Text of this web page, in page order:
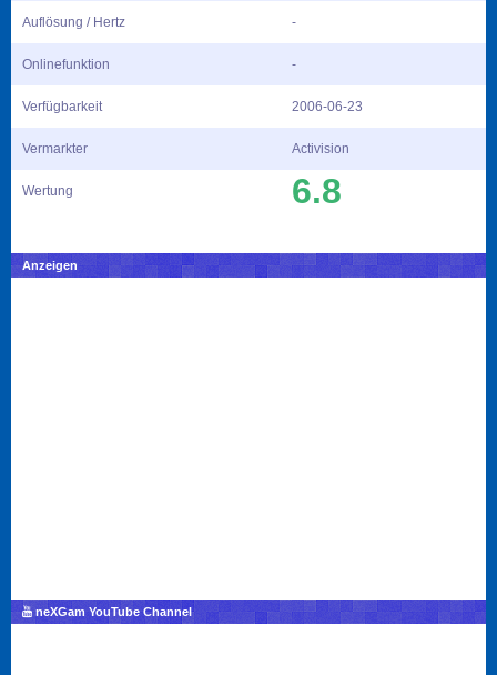
Auflösung / Hertz -
Onlinefunktion -
Verfügbarkeit 2006-06-23
Vermarkter Activision
Wertung 6.8
Anzeigen
neXGam YouTube Channel